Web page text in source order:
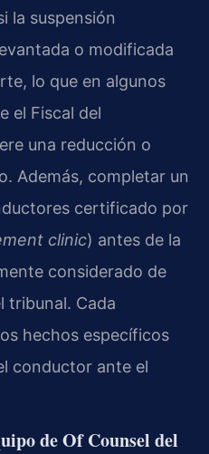
la suspensión
o modificada
lo que en algunos
el Fiscal del
una reducción o
Además, completar un
certificado por
clinic) antes de la
considerado de
tribunal. Cada
hechos específicos
conductor ante el
de Of Counsel del